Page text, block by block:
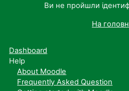
Ви не пройшли
На
Dashboard
Help
About Moodle
Frequently Asked Question